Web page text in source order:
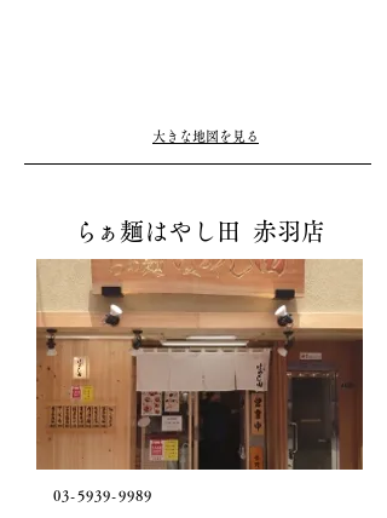
大きな地図を見る
ら ぁ麺はやし田 赤羽店
03-5939-9989